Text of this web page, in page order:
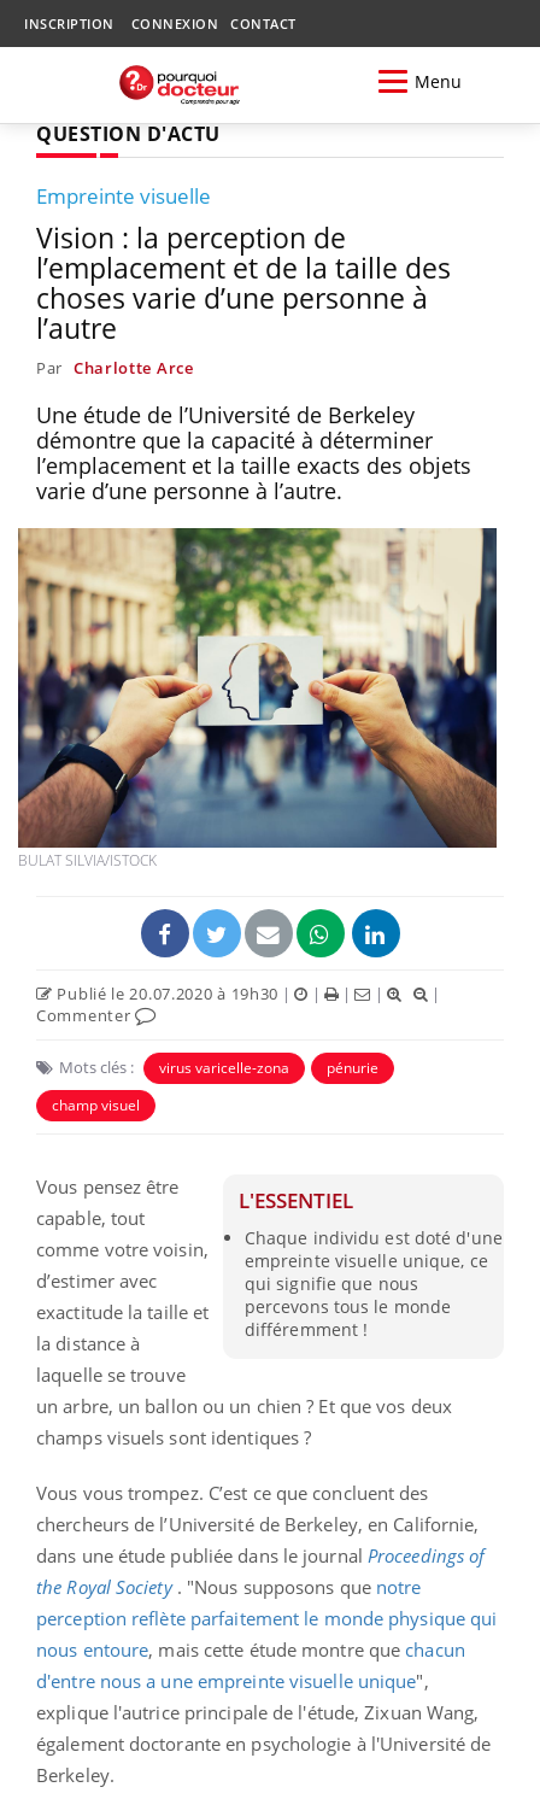
INSCRIPTION CONNEXION CONTACT
Menu
QUESTION D'ACTU
Empreinte visuelle
Vision : la perception de
l’emplacement et de la taille des
choses varie d’une personne à
l’autre
Par Charlotte Arce
Une étude de l’Université de Berkeley
démontre que la capacité à déterminer
l’emplacement et la taille exacts des objets
varie d’une personne à l’autre.
BULAT SILVIA/ISTOCK
Publié le 20.07.2020 à 19h30 | | | |
|
Commenter
Mots clés : virus varicelle-zona
pénurie
champ visuel
L'ESSENTIEL
Chaque individu est doté d'une
empreinte visuelle unique, ce
qui signifie que nous
percevons tous le monde
différemment !
Vous pensez être
capable, tout
comme votre voisin,
d’estimer avec
exactitude la taille et
la distance à
laquelle se trouve
un arbre, un ballon ou un chien ? Et que vos deux
champs visuels sont identiques ?
Vous vous trompez. C’est ce que concluent des
chercheurs de l’Université de Berkeley, en Californie,
dans une étude publiée dans le journal Proceedings of
the Royal Society . "Nous supposons que notre
perception reflète parfaitement le monde physique qui
nous entoure, mais cette étude montre que chacun
d'entre nous a une empreinte visuelle unique",
explique l'autrice principale de l'étude, Zixuan Wang,
également doctorante en psychologie à l'Université de
Berkeley.